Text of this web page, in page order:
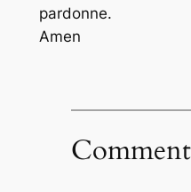
pardonne.
Amen